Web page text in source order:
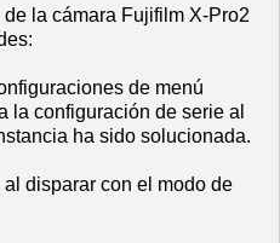
la cámara Fujifilm X-Pro2
de menú
la configuración de serie al
ha sido solucionada.
disparar con el modo de